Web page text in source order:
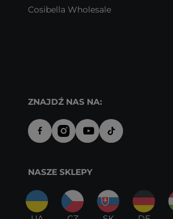
Cosibella Wholesale
ZNAJDŹ NAS NA:
NASZE SKLEPY